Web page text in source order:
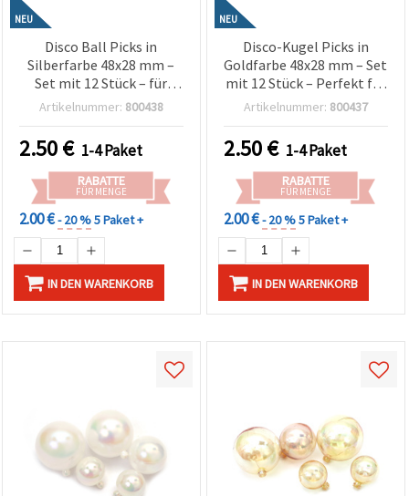
NEU
Disco Ball Picks in
Silberfarbe 48x28 mm –
Set mit 12 Stück – für
Partydeko,
Bastelbedarf (Sortiert)
Artikelnummer: 800438
2.50€ 1-4 Paket
RABATTE
FÜR MENGE
2.00 €- 20 %5 Paket +
IN DEN WARENKORB
NEU
Disco-Kugel Picks in
Goldfarbe 48x28 mm – Set
mit 12 Stück – Perfekt für
Party-Deko,
und festliche
Bastelprojekte
Artikelnummer: 800437
2.50€ 1-4 Paket
RABATTE
FÜR MENGE
2.00 €- 20 %5 Paket +
IN DEN WARENKORB